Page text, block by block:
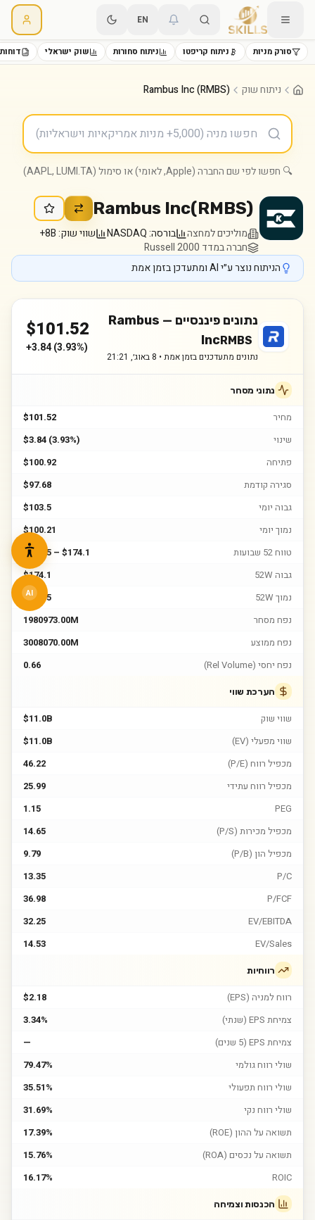
EN
סורק מניות ניתוח קריפטו ניתוח סחורות שוק ישראלי
ניתוח שוק Rambus Inc (RMBS)
🔍 חפשו לפי שם החברה (Apple, לאומי) או סימול (AAPL, LUMI.TA)
Rambus Inc(RMBS)
מוליכים למחצה בורסה:NASDAQ שווי שוק:8B+
חברה במדד Russell 2000
הניתוח נוצר ע״י AI ומתעדכן בזמן אמת
נתונים פיננסיים — Rambus
IncRMBS
נתונים מתעדכנים בזמן אמת • 8 באוג׳, 21:21
$101.52
+3.84(3.93%)
נתוני מסחר
מחיר
$101.52
שינוי
$3.84 (3.93%)
פתיחה
$100.92
סגירה קודמת
$97.68
גבוה יומי
$103.5
נמוך יומי
$100.21
טווח 52 שבועות
$67.15 – $174.1
גבוה 52W
$174.1
נמוך 52W
$67.15
נפח מסחר
1980973.00M
נפח ממוצע
3008070.00M
נפח יחסי (Rel Volume)
0.66
הערכת שווי
שווי שוק
$11.0B
שווי מפעלי (EV)
$11.0B
מכפיל רווח (P/E)
46.22
מכפיל רווח עתידי
25.99
PEG
1.15
מכפיל מכירות (P/S)
14.65
מכפיל הון (P/B)
9.79
P/C
13.35
P/FCF
36.98
EV/EBITDA
32.25
EV/Sales
14.53
רווחיות
רווח למניה (EPS)
$2.18
צמיחת EPS (שנתי)
3.34%
צמיחת EPS (5 שנים)
—
שולי רווח גולמי
79.47%
שולי רווח תפעולי
35.51%
שולי רווח נקי
31.69%
תשואה על ההון (ROE)
17.39%
תשואה על נכסים (ROA)
15.76%
ROIC
16.17%
הכנסות וצמיחה
AI